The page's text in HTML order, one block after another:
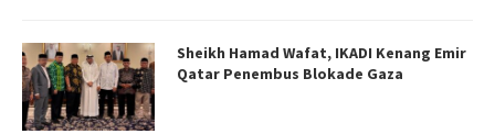
Sheikh Hamad Wafat, IKADI Kenang Emir
Qatar Penembus Blokade Gaza